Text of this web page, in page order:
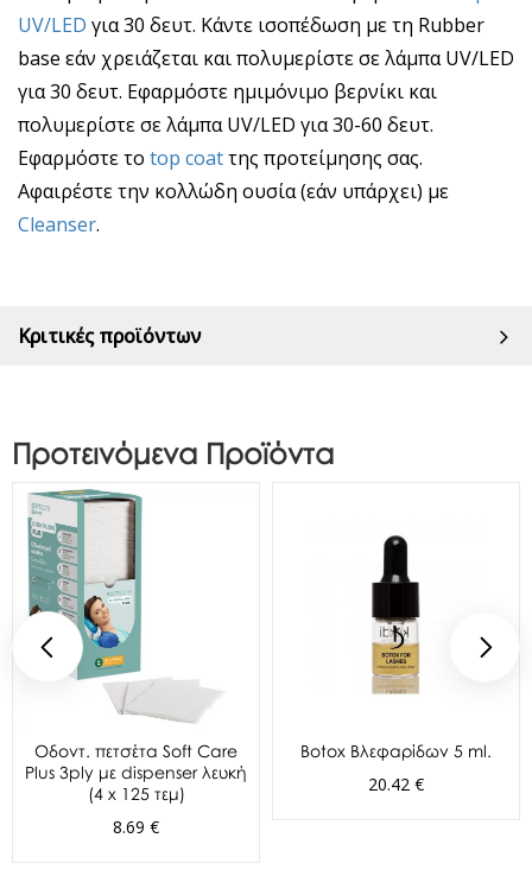
UV/LED για 30 δευτ. Κάντε ισοπέδωση με τη Rubber
base εάν χρειάζεται και πολυμερίστε σε λάμπα UV/LED
για 30 δευτ. Εφαρμόστε ημιμόνιμο βερνίκι και
πολυμερίστε σε λάμπα UV/LED για 30-60 δευτ.
Εφαρμόστε το top coatτης προτείμησης σας.
Αφαιρέστε την κολλώδη ουσία (εάν υπάρχει) με
Cleanser.
Κριτικές προϊόντων
Προτεινόμενα Προϊόντα
Oδοντ. πετσέτα Soft Care
Plus 3ply με dispenser λευκή
(4 x 125 τεμ)
8.69 €
Botox Βλεφαρίδων 5 ml.
20.42 €